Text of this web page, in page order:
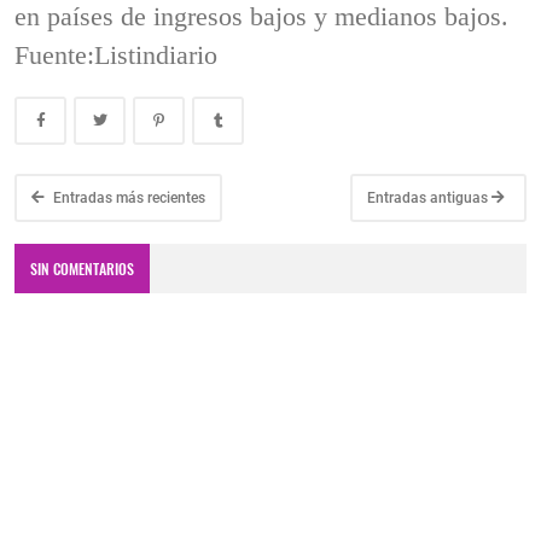
en países de ingresos bajos y medianos bajos.
Fuente:Listindiario
Entradas más recientes Entradas antiguas
SIN COMENTARIOS